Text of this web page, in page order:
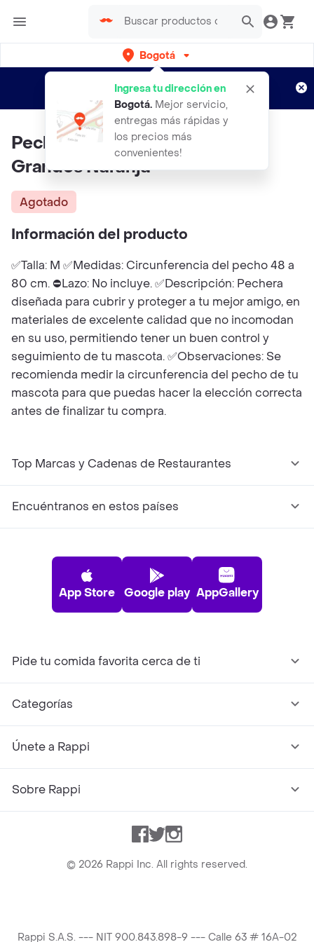
Bogotá
Ingresa tu dirección en
Bogotá. Mejor servicio,
entregas más rápidas y
los precios más
convenientes!
envíos gratis por semanas
Aplican TyC
Pechera Para Mascotas Razas
Grandes Naranja
Agotado
Información del producto
✅Talla: M ✅Medidas: Circunferencia del pecho 48 a
80 cm. ⛔Lazo: No incluye. ✅Descripción: Pechera
diseñada para cubrir y proteger a tu mejor amigo, en
materiales de excelente calidad que no incomodan
en su uso, permitiendo tener un buen control y
seguimiento de tu mascota. ✅Observaciones: Se
recomienda medir la circunferencia del pecho de tu
mascota para que puedas hacer la elección correcta
antes de finalizar tu compra.
Top Marcas y Cadenas de Restaurantes
Encuéntranos en estos países
App Store Google play AppGallery
Pide tu comida favorita cerca de ti
Categorías
Únete a Rappi
Sobre Rappi
Facebook
TwitterInstagram
© 2026 Rappi Inc. All rights reserved.
Rappi S.A.S. --- NIT 900.843.898-9 --- Calle 63 # 16A-02